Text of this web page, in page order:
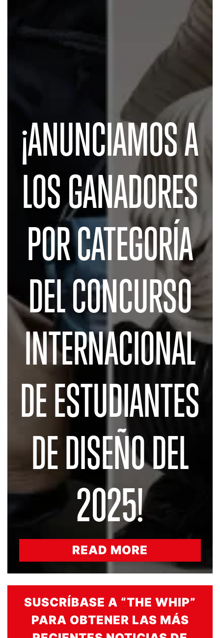
¡ANUNCIAMOS A
LOS GANADORES
POR CATEGORÍA
DEL CONCURSO
INTERNACIONAL
DE ESTUDIANTES
DE DISEÑO DEL
2025!
READ MORE
SUSCRÍBASE A “THE WHIP”
PARA OBTENER LAS MÁS